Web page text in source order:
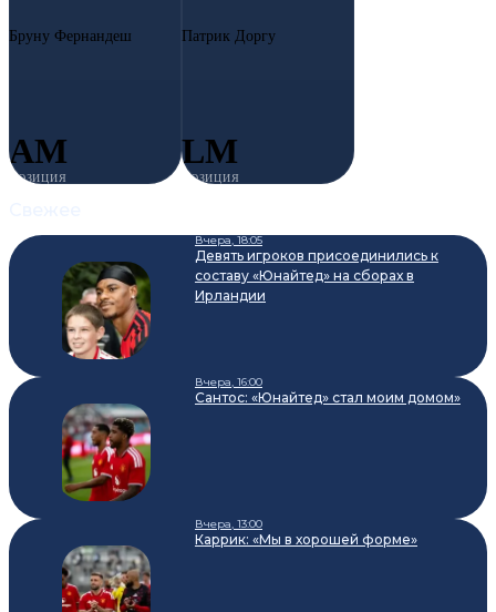
Бруну Фернандеш
AM
ПОЗИЦИЯ
Патрик Доргу
LM
ПОЗИЦИЯ
Вчера, 18:05
Девять игроков присоединились к
составу «Юнайтед» на сборах в
Ирландии
Вчера, 16:00
Сантос: «Юнайтед» стал моим домом»
Вчера, 13:00
Каррик: «Мы в хорошей форме»